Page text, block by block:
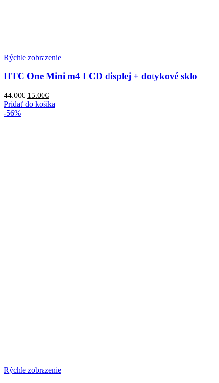
Rýchle zobrazenie
HTC One Mini m4 LCD displej + dotykové sklo
44.00€ 15.00€
Pridať do košíka
-56%
Rýchle zobrazenie